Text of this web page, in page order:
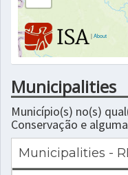
|About
Municipalities
Município(s) no(s)
Conservação e
Municipalities -